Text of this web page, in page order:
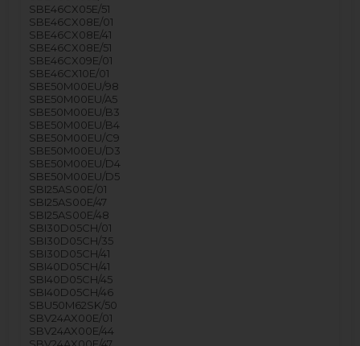
SBE46CX05E/51
SBE46CX08E/01
SBE46CX08E/41
SBE46CX08E/51
SBE46CX09E/01
SBE46CX10E/01
SBE50M00EU/98
SBE50M00EU/A5
SBE50M00EU/B3
SBE50M00EU/B4
SBE50M00EU/C9
SBE50M00EU/D3
SBE50M00EU/D4
SBE50M00EU/D5
SBI25AS00E/01
SBI25AS00E/47
SBI25AS00E/48
SBI30D05CH/01
SBI30D05CH/35
SBI30D05CH/41
SBI40D05CH/41
SBI40D05CH/45
SBI40D05CH/46
SBU50M62SK/50
SBV24AX00E/01
SBV24AX00E/44